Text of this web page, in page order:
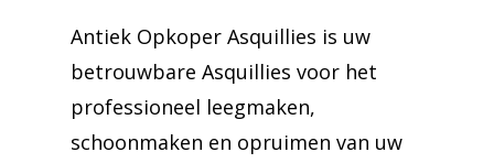
Antiek Opkoper Asquillies is uw
betrouwbare Asquillies voor het
professioneel leegmaken,
schoonmaken en opruimen van uw